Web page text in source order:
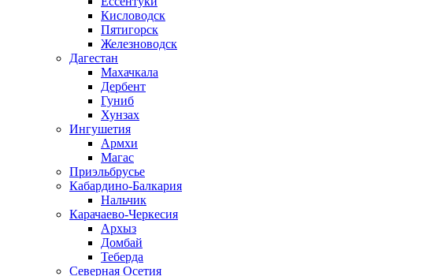
Кисловодск
Пятигорск
Железноводск
Дагестан
Махачкала
Дербент
Гуниб
Хунзах
Ингушетия
Армхи
Магас
Приэльбрусье
Кабардино-Балкария
Нальчик
Карачаево-Черкесия
Архыз
Домбай
Теберда
Северная Осетия